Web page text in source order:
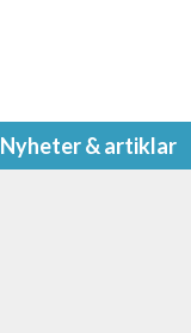
Nyheter & artiklar